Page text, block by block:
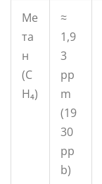
Ме
та
н
(C
H₄)
≈
1,9
3
pp
m
(19
30
pp
b)